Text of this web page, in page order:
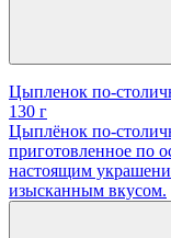
Цыпленок по-
130 г
Цыплёнок по-
приготовленное по
настоящим
изысканным вкусом.